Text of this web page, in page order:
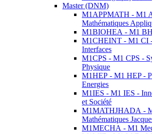
Master (DNM)
M1APPMATH - M1
Mathématiques
M1BIOHEA - M1
M1CHEINT - M1 CI
Interfaces
M1CPS - M1 CPS -
Physique
M1HEP - M1 HEP -
Energies
M1IES - M1 IES -
et Société
M1MATHJHADA -
Mathématiques
M1MECHA - M1